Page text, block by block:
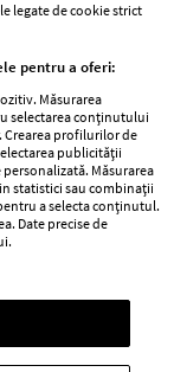
25.09.2025.
legate de cookie strict
pentru a oferi:
Măsurarea
selectarea conținutului
Crearea profilurilor de
publicității
Măsurarea
statistici sau combinații
a selecta conținutul.
Date precise de